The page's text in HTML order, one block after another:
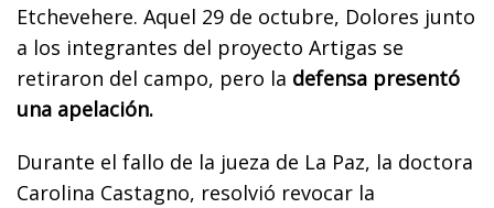
Etchevehere. Aquel 29 de octubre, Dolores junto
a los integrantes del proyecto Artigas se
retiraron del campo, pero la defensa presentó
una apelación.
Durante el fallo de la jueza de La Paz, la doctora
Carolina Castagno, resolvió revocar la